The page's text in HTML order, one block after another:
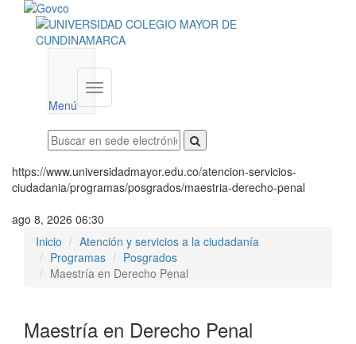
Menú
Menú
institucional
https://www.universidadmayor.edu.co/atencion-servicios-
ciudadania/programas/posgrados/maestria-derecho-penal
ago 8, 2026 06:30
Inicio
Atención y servicios a la ciudadanía
Programas
Posgrados
Maestría en Derecho Penal
Maestría en Derecho Penal